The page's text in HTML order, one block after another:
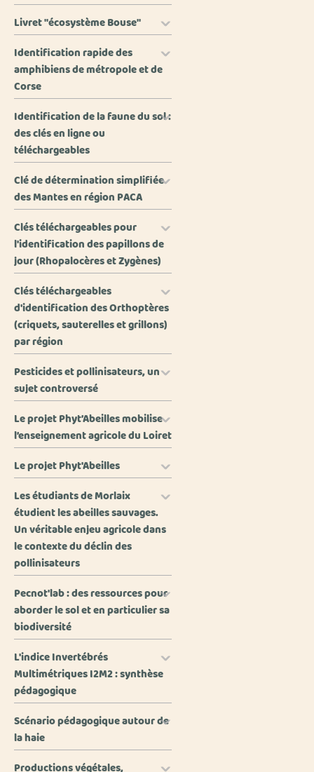
Livret "écosystème Bouse"
Identification rapide des
amphibiens de métropole et de
Corse
Identification de la faune du sol :
des clés en ligne ou
téléchargeables
Clé de détermination simplifiée
des Mantes en région PACA
Clés téléchargeables pour
l'identification des papillons de
jour (Rhopalocères et Zygènes)
Clés téléchargeables
d'identification des Orthoptères
(criquets, sauterelles et grillons)
par région
Pesticides et pollinisateurs, un
sujet controversé
Le projet Phyt’Abeilles mobilise
l’enseignement agricole du Loiret
Le projet Phyt'Abeilles
Les étudiants de Morlaix
étudient les abeilles sauvages.
Un véritable enjeu agricole dans
le contexte du déclin des
pollinisateurs
Pecnot'lab : des ressources pour
aborder le sol et en particulier sa
biodiversité
L'indice Invertébrés
Multimétriques I2M2 : synthèse
pédagogique
Scénario pédagogique autour de
la haie
Productions végétales,